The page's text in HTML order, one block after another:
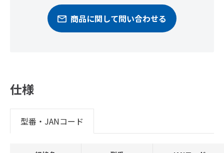
商品に関して問い合わせる
仕様
型番・JANコード